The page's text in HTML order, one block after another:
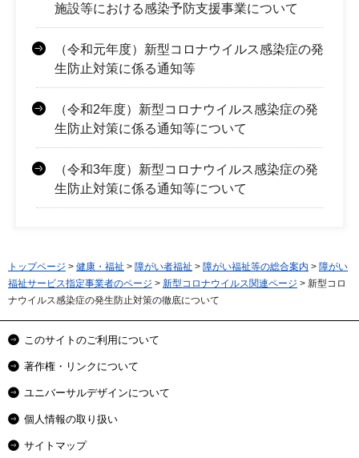
施設等における感染予防支援事業について
（令和元年度）新型コロナウイルス感染症の発
生防止対策に係る通知等
（令和2年度）新型コロナウイルス感染症の発
生防止対策に係る通知等について
（令和3年度）新型コロナウイルス感染症の発
生防止対策に係る通知等について
トップページ > 健康・福祉 > 障がい者福祉 > 障がい福祉等の総合案内 > 障がい
福祉サービス指定事業者のページ > 新型コロナウイルス関連ページ > 新型コロ
ナウイルス感染症の発生防止対策の徹底について
このサイトのご利用について
著作権・リンクについて
ユニバーサルデザインについて
個人情報の取り扱い
サイトマップ